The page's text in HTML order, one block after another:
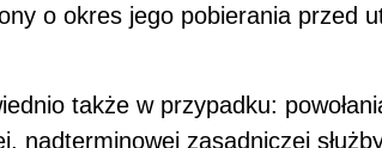
o okres jego pobierania przed
także w przypadku:
nadterminowej zasadniczej